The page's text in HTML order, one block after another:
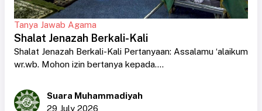
Tanya Jawab Agama
Shalat Jenazah Berkali-Kali
Shalat Jenazah Berkali-Kali Pertanyaan: Assalamu ‘alaikum
wr.wb. Mohon izin bertanya kepada....
Suara Muhammadiyah
29 July 2026